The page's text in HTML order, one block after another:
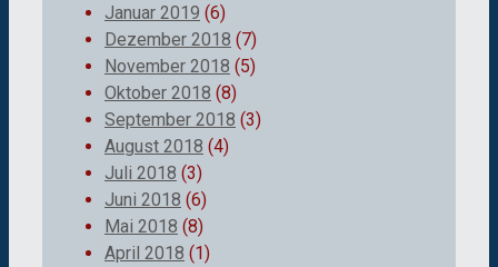
Januar 2019 (6)
Dezember 2018 (7)
November 2018 (5)
Oktober 2018 (8)
September 2018 (3)
August 2018 (4)
Juli 2018 (3)
Juni 2018 (6)
Mai 2018 (8)
April 2018 (1)